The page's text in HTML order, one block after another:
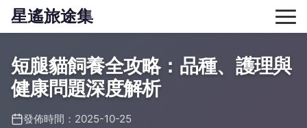
星遙旅途集
短腿貓飼養全攻略：品種、護理與
健康問題深度解析
發佈時間：2025-10-25